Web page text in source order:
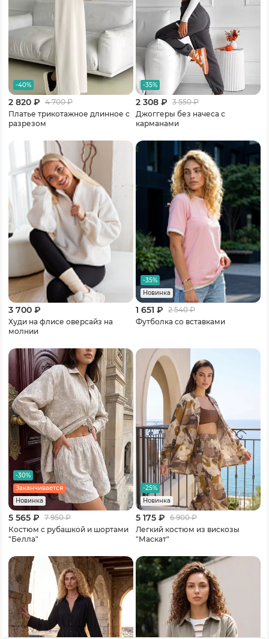
-40%
2 820 ₽ 4 700₽
Платье трикотажное длинное с
разрезом
-35%
2 308 ₽ 3 550₽
Джоггеры без начеса с
карманами
3 700 ₽
Худи на флисе оверсайз на
молнии
-35%
Новинка
1 651 ₽ 2 540₽
Футболка со вставками
-30%
Заканчивается
Новинка
5 565 ₽ 7 950₽
Костюм с рубашкой и шортами
"Белла"
-25%
Новинка
5 175 ₽ 6 900₽
Легкий костюм из вискозы
"Маскат"